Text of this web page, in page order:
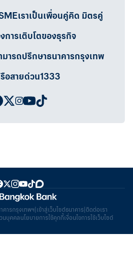
เราเป็นเพื่อนคู่คิด มิตรคู่
การเติบโตของธุรกิจ
ารถปรึกษาธนาคารกรุงเทพ
อสายด่วน1333
ารกรุงเทพฯ เข้าสู่เว็บไซต์ธนาคาร ติดต่อเรา
นบุคคลนโยบายการใช้คุกกี้เงื่อนไขการใช้เว็บไซต์